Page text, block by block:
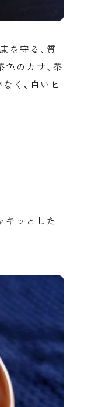
を守る、質
のカサ、茶
く、白いヒ
キッとした